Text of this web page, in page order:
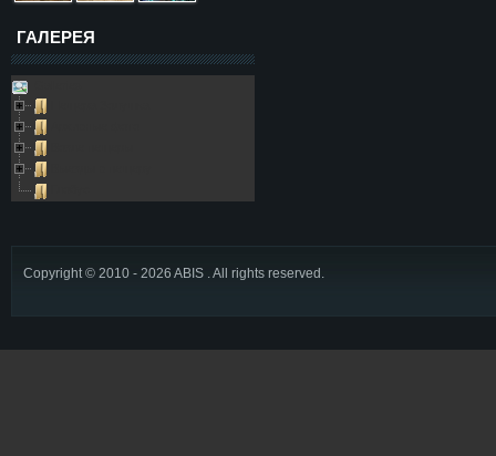
ГАЛЕРЕЯ
Copyright © 2010 - 2026 ABIS . All rights reserved.